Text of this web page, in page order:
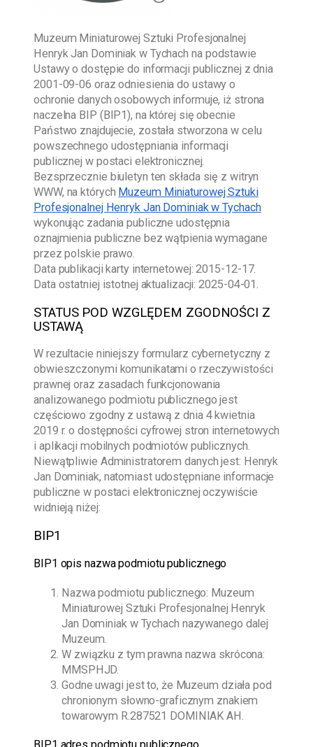
Muzeum Miniaturowej Sztuki Profesjonalnej
Henryk Jan Dominiak w Tychach na podstawie
Ustawy o dostępie do informacji publicznej z dnia
2001-09-06 oraz odniesienia do ustawy o
ochronie danych osobowych informuje, iż strona
naczelna BIP (BIP1), na której się obecnie
Państwo znajdujecie, została stworzona w celu
powszechnego udostępniania informacji
publicznej w postaci elektronicznej.
Bezsprzecznie biuletyn ten składa się z witryn
WWW, na których Muzeum Miniaturowej Sztuki
Profesjonalnej Henryk Jan Dominiak w Tychach
wykonując zadania publiczne udostępnia
oznajmienia publiczne bez wątpienia wymagane
przez polskie prawo.
Data publikacji karty internetowej:2015-12-17.
Data ostatniej istotnej aktualizacji:2025-04-01.
STATUS POD WZGLĘDEM ZGODNOŚCI Z
USTAWĄ
W rezultacie niniejszy formularz cybernetyczny z
obwieszczonymi komunikatami o rzeczywistości
prawnej oraz zasadach funkcjonowania
analizowanego podmiotu publicznego jest
częściowo zgodny z ustawą z dnia 4 kwietnia
2019 r. o dostępności cyfrowej stron internetowych
i aplikacji mobilnych podmiotów publicznych.
Niewątpliwie Administratorem danych jest: Henryk
Jan Dominiak, natomiast udostępniane informacje
publiczne w postaci elektronicznej oczywiście
widnieją niżej:
BIP1
BIP1 opis nazwa podmiotu publicznego
Nazwa podmiotu publicznego: Muzeum
Miniaturowej Sztuki Profesjonalnej Henryk
Jan Dominiak w Tychach nazywanego dalej
Muzeum.
W związku z tym prawna nazwa skrócona:
MMSPHJD.
Godne uwagi jest to, że Muzeum działa pod
chronionym słowno-graficznym znakiem
towarowym R.287521 DOMINIAK AH.